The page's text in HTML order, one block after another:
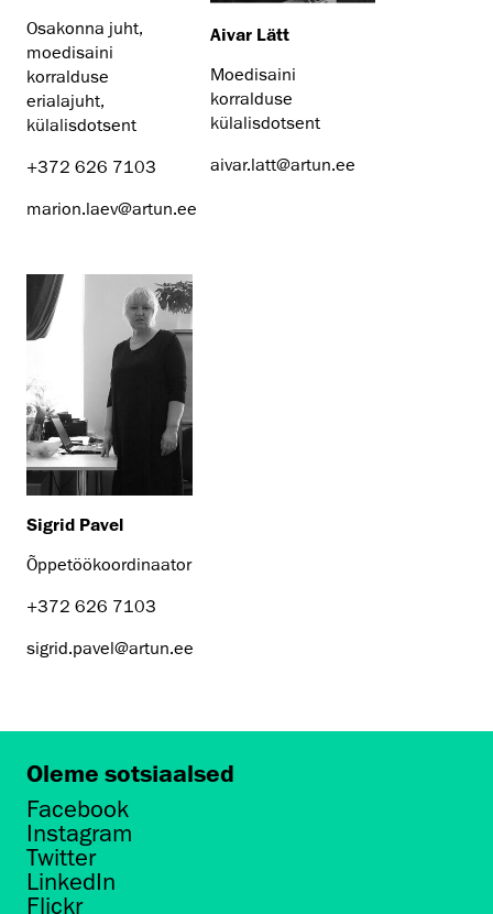
Osakonna juht,
moedisaini
korralduse
erialajuht,
külalisdotsent
+372 626 7103
marion.laev@artun.ee
Aivar Lätt
Moedisaini
korralduse
külalisdotsent
aivar.latt@artun.ee
Sigrid Pavel
Õppetöökoordinaator
+372 626 7103
sigrid.pavel@artun.ee
Oleme sotsiaalsed
Facebook
Instagram
Twitter
LinkedIn
Flickr